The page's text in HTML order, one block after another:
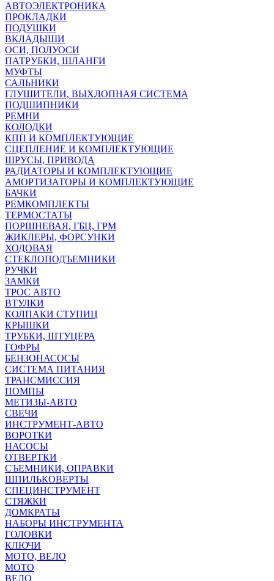
АВТОЭЛЕКТРОНИКА
ПРОКЛАДКИ
ПОДУШКИ
ВКЛАДЫШИ
ОСИ, ПОЛУОСИ
ПАТРУБКИ, ШЛАНГИ
МУФТЫ
САЛЬНИКИ
ГЛУШИТЕЛИ, ВЫХЛОПНАЯ СИСТЕМА
ПОДШИПНИКИ
РЕМНИ
КОЛОДКИ
КПП И КОМПЛЕКТУЮЩИЕ
СЦЕПЛЕНИЕ И КОМПЛЕКТУЮЩИЕ
ШРУСЫ, ПРИВОДА
РАДИАТОРЫ И КОМПЛЕКТУЮЩИЕ
АМОРТИЗАТОРЫ И КОМПЛЕКТУЮЩИЕ
БАЧКИ
РЕМКОМПЛЕКТЫ
ТЕРМОСТАТЫ
ПОРШНЕВАЯ, ГБЦ, ГРМ
ЖИКЛЕРЫ, ФОРСУНКИ
ХОДОВАЯ
СТЕКЛОПОДЪЕМНИКИ
РУЧКИ
ЗАМКИ
ТРОС АВТО
ВТУЛКИ
КОЛПАКИ СТУПИЦ
КРЫШКИ
ТРУБКИ, ШТУЦЕРА
ГОФРЫ
БЕНЗОНАСОСЫ
СИСТЕМА ПИТАНИЯ
ТРАНСМИССИЯ
ПОМПЫ
МЕТИЗЫ-АВТО
СВЕЧИ
ИНСТРУМЕНТ-АВТО
ВОРОТКИ
НАСОСЫ
ОТВЕРТКИ
СЪЕМНИКИ, ОПРАВКИ
ШПИЛЬКОВЕРТЫ
СПЕЦИНСТРУМЕНТ
СТЯЖКИ
ДОМКРАТЫ
НАБОРЫ ИНСТРУМЕНТА
ГОЛОВКИ
КЛЮЧИ
МОТО, ВЕЛО
МОТО
ВЕЛО